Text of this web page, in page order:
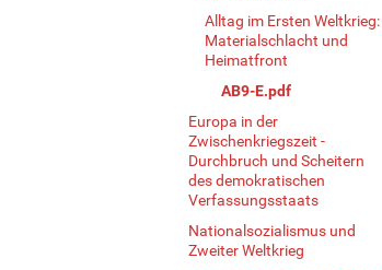
Alltag im Ersten Weltkrieg:
Materialschlacht und
Heimatfront
AB9-E.pdf
Europa in der
Zwischenkriegszeit -
Durchbruch und Scheitern
des demokratischen
Verfassungsstaats
Nationalsozialismus und
Zweiter Weltkrieg